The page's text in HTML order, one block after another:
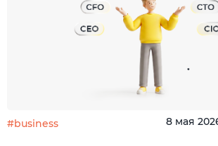
#business 8 мая